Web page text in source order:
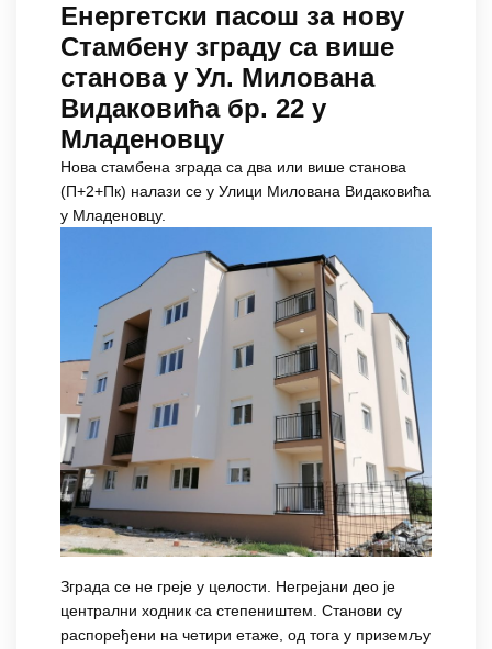
Енергетски пасош за нову
Стамбену зграду са више
станова у Ул. Милована
Видаковића бр. 22 у
Младеновцу
Нова стамбена зграда са два или више станова
(П+2+Пк) налази се у Улици Милована Видаковића
у Младеновцу.
Зграда се не греје у целости. Негрејани део је
централни ходник са степеништем. Станови су
распоређени на четири етаже, од тога у приземљу